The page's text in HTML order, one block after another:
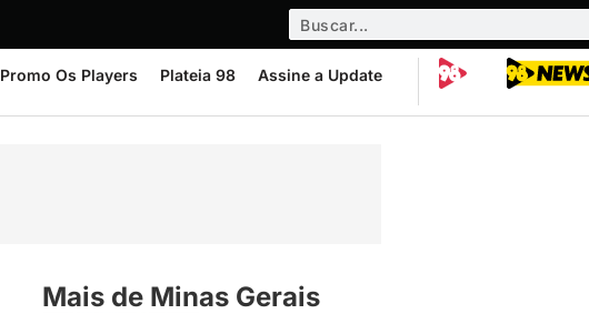
Promo Os Players Plateia 98 Assine a Update
Mais de Minas Gerais